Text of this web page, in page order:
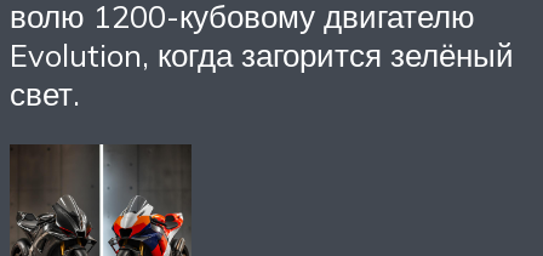
волю 1200-кубовому двигателю
Evolution, когда загорится зелёный
свет.